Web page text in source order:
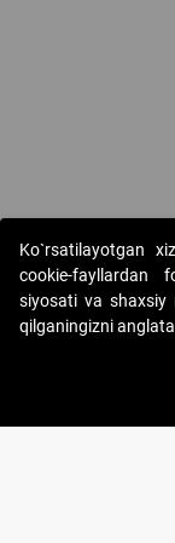
Copyright © 2017-
AJ. Barcha huquqlar
Ko`rsatilayotgan
cookie-fayllardan
siyosati va shaxsiy
qilganingizni